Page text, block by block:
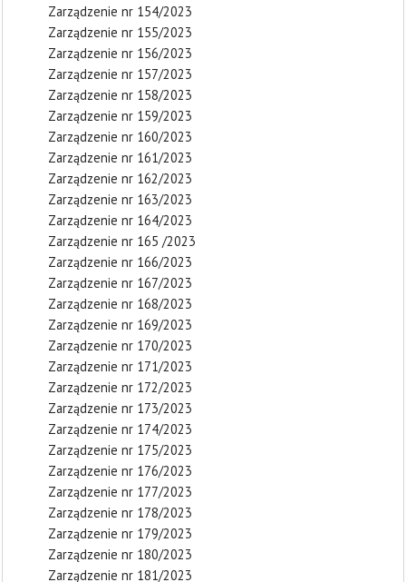
Zarządzenie nr 154/2023
Zarządzenie nr 155/2023
Zarządzenie nr 156/2023
Zarządzenie nr 157/2023
Zarządzenie nr 158/2023
Zarządzenie nr 159/2023
Zarządzenie nr 160/2023
Zarządzenie nr 161/2023
Zarządzenie nr 162/2023
Zarządzenie nr 163/2023
Zarządzenie nr 164/2023
Zarządzenie nr 165 /2023
Zarządzenie nr 166/2023
Zarządzenie nr 167/2023
Zarządzenie nr 168/2023
Zarządzenie nr 169/2023
Zarządzenie nr 170/2023
Zarządzenie nr 171/2023
Zarządzenie nr 172/2023
Zarządzenie nr 173/2023
Zarządzenie nr 174/2023
Zarządzenie nr 175/2023
Zarządzenie nr 176/2023
Zarządzenie nr 177/2023
Zarządzenie nr 178/2023
Zarządzenie nr 179/2023
Zarządzenie nr 180/2023
Zarządzenie nr 181/2023